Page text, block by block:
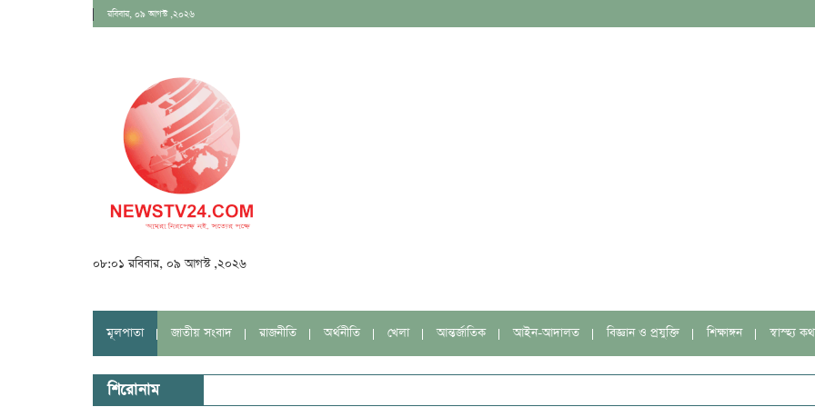
রবিবার, ০৯ আগস্ট ,২০২৬
০৮:০১ রবিবার, ০৯ আগস্ট ,২০২৬
মূলপাতা জাতীয় সংবাদ রাজনীতি অর্থনীতি খেলা আন্তর্জাতিক আইন-আদালত বিজ্ঞান ও প্রযুক্তি শিক্ষাঙ্গন স্বাস্হ্য
শিরোনাম